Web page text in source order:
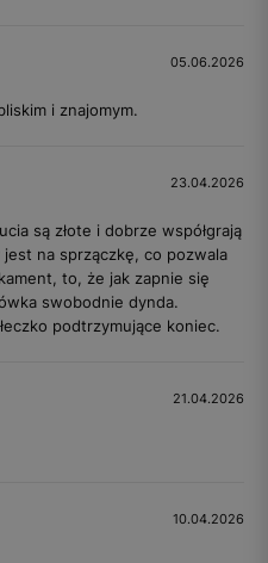
05.06.2026
i znajomym.
23.04.2026
są złote i dobrze współgrają
na sprzączkę, co pozwala
to, że jak zapnie się
swobodnie dynda.
podtrzymujące koniec.
21.04.2026
10.04.2026